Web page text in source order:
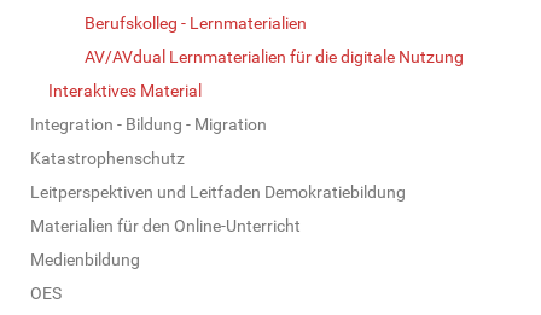
Berufskolleg - Lernmaterialien
AV/AVdual Lernmaterialien für die digitale Nutzung
Interaktives Material
Integration - Bildung - Migration
Katastrophenschutz
Leitperspektiven und Leitfaden Demokratiebildung
Materialien für den Online-Unterricht
Medienbildung
OES